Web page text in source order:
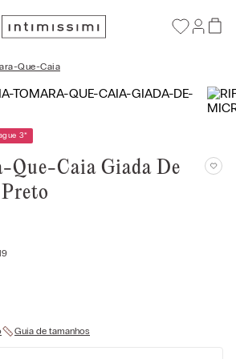
Que-Caia
3*
Que-Caia Giada De